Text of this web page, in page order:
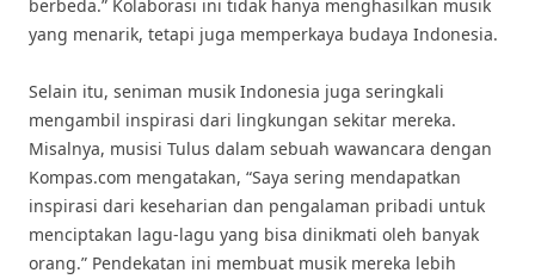
berbeda.” Kolaborasi ini tidak hanya menghasilkan musik
yang menarik, tetapi juga memperkaya budaya Indonesia.
Selain itu, seniman musik Indonesia juga seringkali
mengambil inspirasi dari lingkungan sekitar mereka.
Misalnya, musisi Tulus dalam sebuah wawancara dengan
Kompas.com mengatakan, “Saya sering mendapatkan
inspirasi dari keseharian dan pengalaman pribadi untuk
menciptakan lagu-lagu yang bisa dinikmati oleh banyak
orang.” Pendekatan ini membuat musik mereka lebih